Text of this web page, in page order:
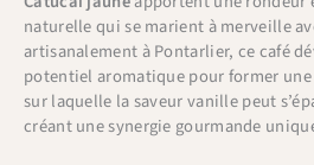
naturelle qui se marient à merveille
artisanalement à Pontarlier, ce café
potentiel aromatique pour former
sur laquelle la saveur vanille peut
créant une synergie gourmande